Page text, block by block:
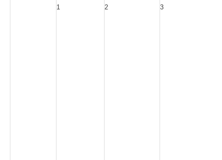
1 2 3